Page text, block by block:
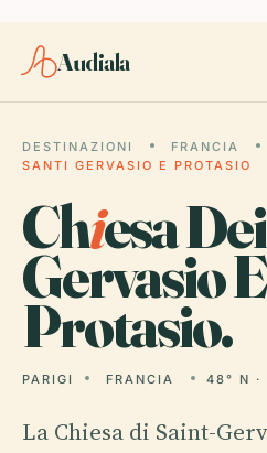
Audiala
DESTINAZIONI FRANCIA
SANTI GERVASIO E PROTASIO
Chiesa
Gervasio E
Protasio.
PARIGI FRANCIA 48° N ·
La Chiesa di Saint-